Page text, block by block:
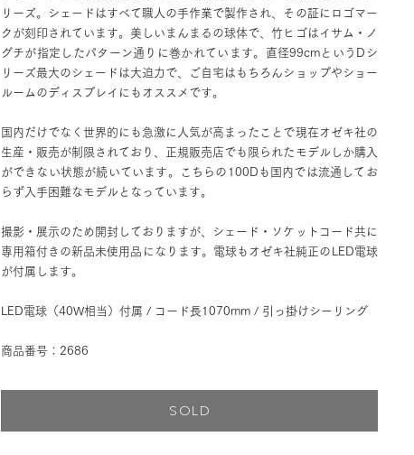
リーズ。シェードはすべて職人の手作業で製作され、その証にロゴマー
クが刻印されています。美しいまんまるの球体で、竹ヒゴはイサム・ノ
グチが指定したパターン通りに巻かれています。直径99cmというDシ
リーズ最大のシェードは大迫力で、ご自宅はもちろんショップやショー
ルームのディスプレイにもオススメです。
国内だけでなく世界的にも急激に人気が高まったことで現在オゼキ社の
生産・販売が制限されており、正規販売店でも限られたモデルしか購入
ができない状態が続いています。こちらの100Dも国内では流通してお
らず入手困難なモデルとなっています。
撮影・展示のため開封しておりますが、シェード・ソケットコード共に
専用箱付きの新品未使用品になります。電球もオゼキ社純正のLED電球
が付属します。
LED電球（40W相当）付属 / コード長1070mm / 引っ掛けシーリング
商品番号：2686
SOLD